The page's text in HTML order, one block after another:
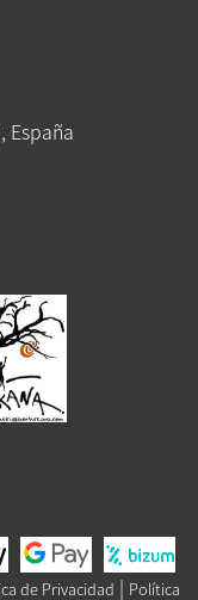
España
de Privacidad | Política